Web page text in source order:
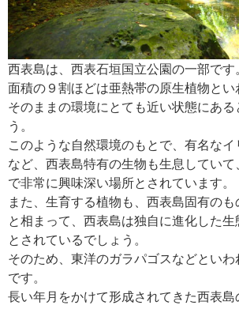
西表島は、西表石垣国立公園の一部です。
面積の９割ほどは亜熱帯の原生植物と
そのままの環境にとても近い状態にある
う。
このような自然環境のもとで、有名なイ
など、西表島特有の生物も生息してい
で非常に興味深い場所とされています。
また、生育する植物も、西表島固有の
と相まって、西表島は独自に進化した
とされているでしょう。
そのため、東洋のガラパゴスなどとい
です。
長い年月をかけて形成されてきた西表